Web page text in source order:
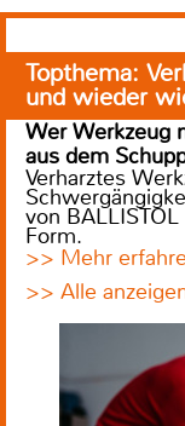
Topthema:
und wieder
Wer Werkzeug
aus dem
Verharztes
von
Form.
>> Mehr
>> Alle